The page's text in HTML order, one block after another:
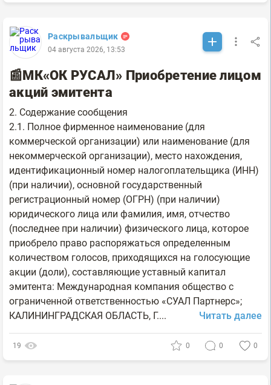
Раскрывальщик
04 августа 2026, 13:53
📰МК«ОК РУСАЛ» Приобретение лицом
акций эмитента
2. Содержание сообщения
2.1. Полное фирменное наименование (для
коммерческой организации) или наименование (для
некоммерческой организации), место нахождения,
идентификационный номер налогоплательщика (ИНН)
(при наличии), основной государственный
регистрационный номер (ОГРН) (при наличии)
юридического лица или фамилия, имя, отчество
(последнее при наличии) физического лица, которое
приобрело право распоряжаться определенным
количеством голосов, приходящихся на голосующие
акции (доли), составляющие уставный капитал
эмитента: Международная компания общество с
ограниченной ответственностью «СУАЛ Партнерс»;
КАЛИНИНГРАДСКАЯ ОБЛАСТЬ, Г....
Читать далее
19 0 0 0